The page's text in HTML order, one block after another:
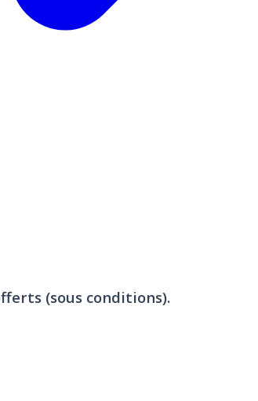
(sous conditions).